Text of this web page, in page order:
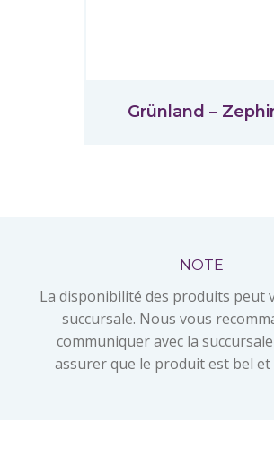
Grünland –
NOTE
La disponibilité des produits peut
succursale. Nous vous
communiquer avec la
assurer que le produit est bel